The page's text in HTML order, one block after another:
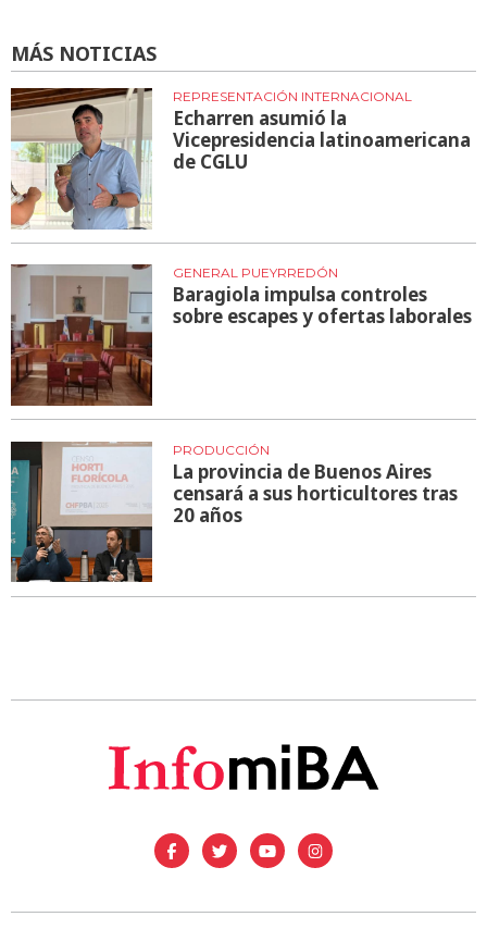
MÁS NOTICIAS
REPRESENTACIÓN INTERNACIONAL
Echarren asumió la
Vicepresidencia latinoamericana
de CGLU
GENERAL PUEYRREDÓN
Baragiola impulsa controles
sobre escapes y ofertas laborales
PRODUCCIÓN
La provincia de Buenos Aires
censará a sus horticultores tras
20 años